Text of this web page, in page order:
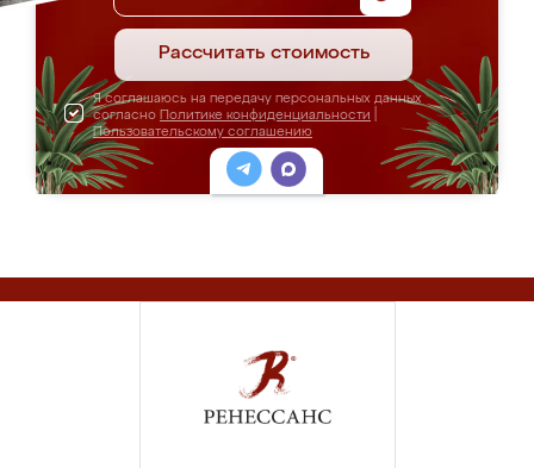
Рассчитать стоимость
Я соглашаюсь на передачу персональных данных
согласно Политике конфиденциальности
Пользовательскому соглашению